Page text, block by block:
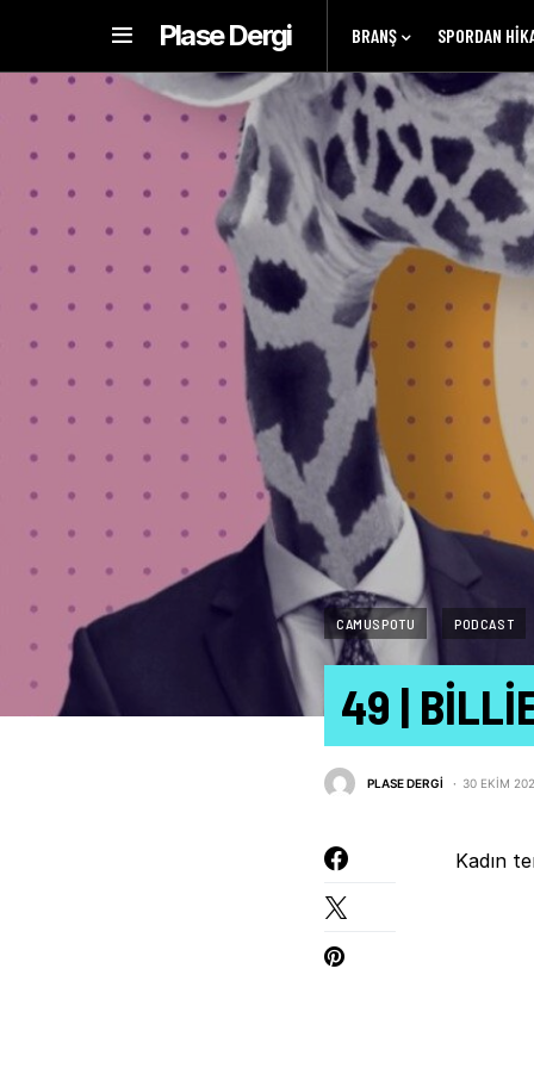
Plase Dergi BRANŞ SPORDAN
CAMUSPOTU PODCAST
49 |
PLASE DERGI 30 EKIM
Kadın